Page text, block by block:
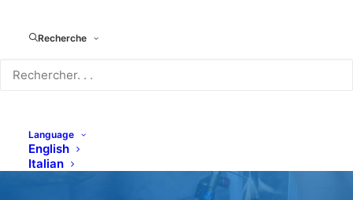
Recherche
Language
English
Italian